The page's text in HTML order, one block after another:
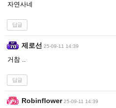
자연사네
답글
제로선 25-09-11 14:39
거참 ..
답글
Robinflower 25-09-11 14:39